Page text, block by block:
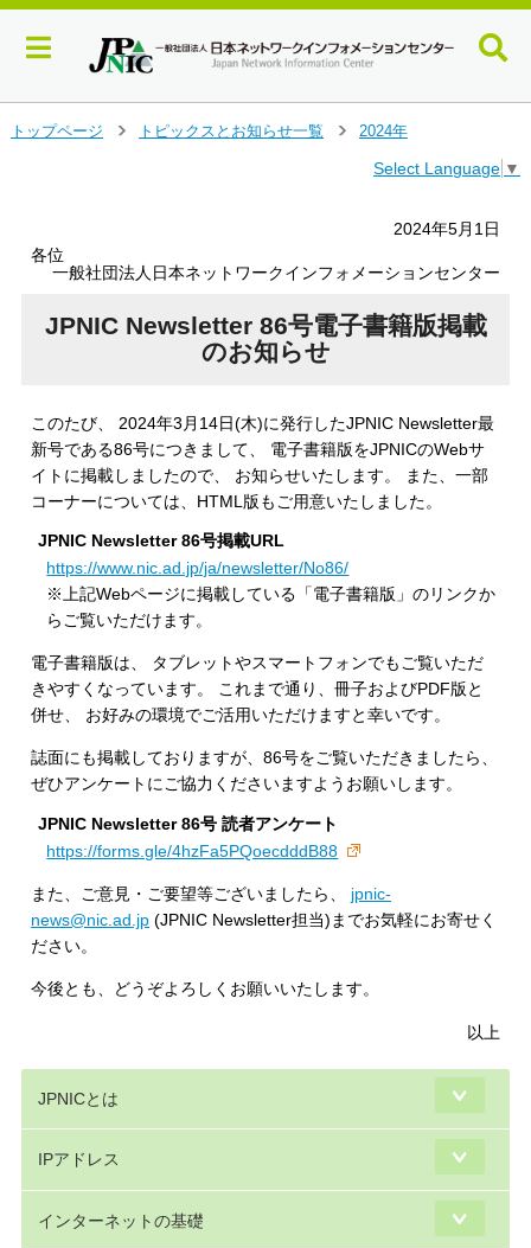
トップページ
トピックスとお知らせ一覧
2024年
Select Language ▼
2024年5月1日
各位
一般社団法人日本ネットワークインフォメーションセンター
JPNIC Newsletter 86号電子書籍版掲載
のお知らせ
このたび、 2024年3月14日(木)に発行したJPNIC Newsletter最
新号である86号につきまして、 電子書籍版をJPNICのWebサ
イトに掲載しましたので、 お知らせいたします。 また、一部
コーナーについては、HTML版もご用意いたしました。
JPNIC Newsletter 86号掲載URL
https://www.nic.ad.jp/ja/newsletter/No86/
※上記Webページに掲載している「電子書籍版」のリンクか
らご覧いただけます。
電子書籍版は、 タブレットやスマートフォンでもご覧いただ
きやすくなっています。 これまで通り、冊子およびPDF版と
併せ、 お好みの環境でご活用いただけますと幸いです。
誌面にも掲載しておりますが、86号をご覧いただきましたら、
ぜひアンケートにご協力くださいますようお願いします。
JPNIC Newsletter 86号 読者アンケート
https://forms.gle/4hzFa5PQoecdddB88
また、ご意見・ご要望等ございましたら、 jpnic-
news@nic.ad.jp (JPNIC Newsletter担当)までお気軽にお寄せく
ださい。
今後とも、どうぞよろしくお願いいたします。
以上
JPNICとは
IPアドレス
インターネットの基礎